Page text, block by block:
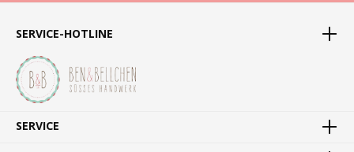
SERVICE-HOTLINE
SERVICE